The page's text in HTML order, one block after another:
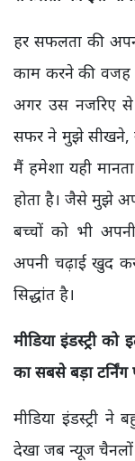
हर सफलता की
काम करने की वजह
अगर उस नजरिए
सफर ने मुझे सीखने,
मैं हमेशा यही
होता है। जैसे मुझे
बच्चों को भी
अपनी चढ़ाई खुद
सिद्धांत है।
मीडिया इंडस्ट्री
का सबसे बड़ा
मीडिया इंडस्ट्री
देखा जब न्यूज